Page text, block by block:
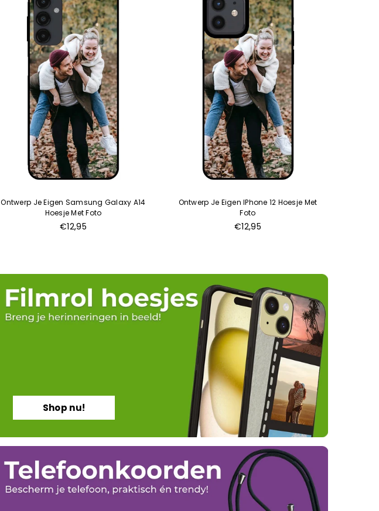
Ontwerp Je Eigen Samsung Galaxy A14
Hoesje Met Foto
€12,95
Ontwerp Je Eigen IPhone 12 Hoesje Met
Foto
€12,95
Shop nu!